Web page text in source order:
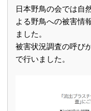
日本野鳥の会では自
よる野鳥への被害情
ました。
被害状況調査の呼び
で行いました。